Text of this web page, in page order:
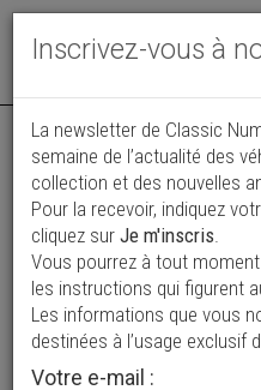
Vos
plus de 4
Ajouter
Inscrivez-vous à
La newsletter de Classic
semaine de l’actualité des
collection et des nouvelles
Pour la recevoir, indiquez
cliquez sur Je m'inscris.
Vous pourrez à tout
les instructions qui figurent
Les informations que vous
destinées à l’usage exclusif
Votre e-mail :